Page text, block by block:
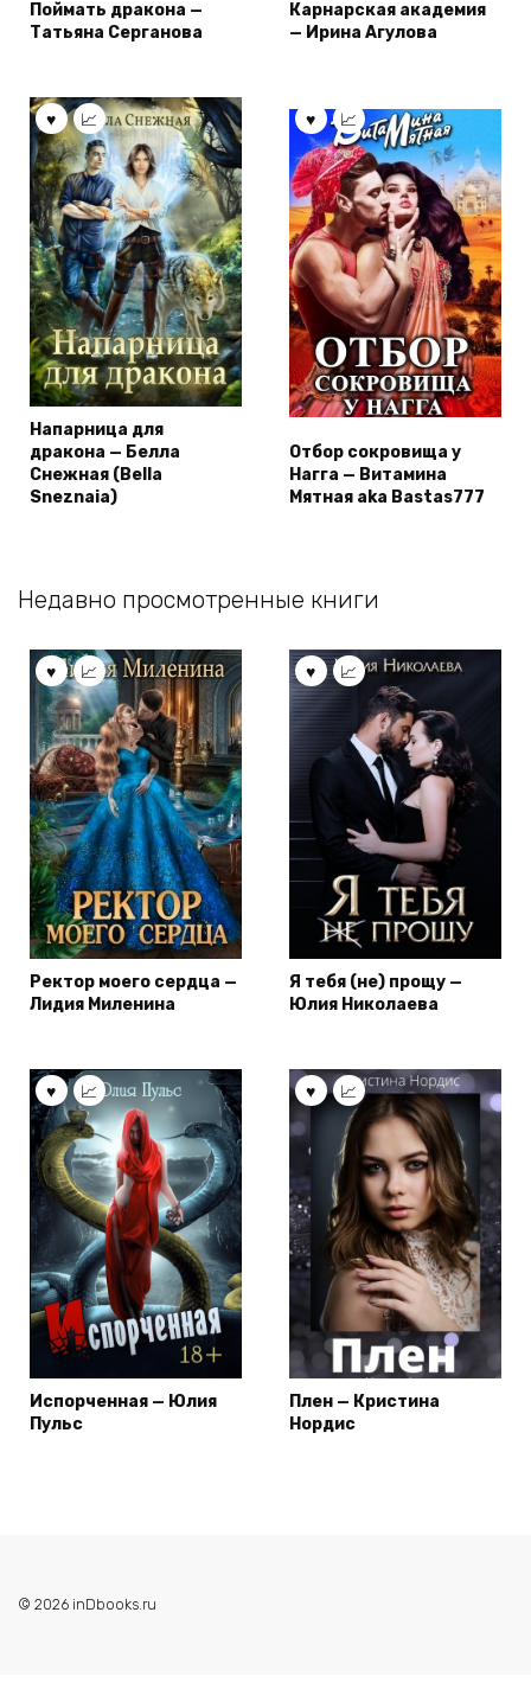
Поймать дракона —
Татьяна Серганова
Карнарская академия
— Ирина Агулова
Напарница для
дракона — Белла
Снежная (Bella
Sneznaia)
Отбор сокровища у
Нагга — Витамина
Мятная aka Bastas777
Недавно просмотренные книги
Ректор моего сердца —
Лидия Миленина
Я тебя (не) прощу —
Юлия Николаева
Испорченная — Юлия
Пульс
Плен — Кристина
Нордис
© 2026 inDbooks.ru